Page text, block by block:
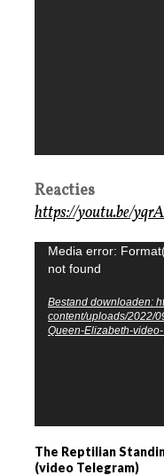
Reacties
https://youtu.be/
Videospeler
Media error:
not found
Bestand downloaden:
content/uploads/2022/
Queen-Elizabeth-
The Reptilian
(video Telegram)